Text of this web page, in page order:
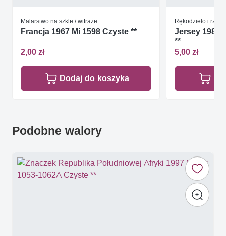
Malarstwo na szkle / witraże
Francja 1967 Mi 1598 Czyste **
2,00 zł
Dodaj do koszyka
Rękodzieło i
Jersey 1985
**
5,00 zł
Podobne walory